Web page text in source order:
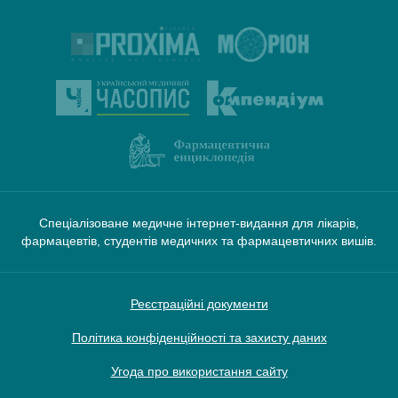
Спеціалізоване медичне інтернет-видання для лікарів,
фармацевтів, студентів медичних та фармацевтичних вишів.
Реєстраційні документи
Політика конфіденційності та захисту даних
Угода про використання сайту